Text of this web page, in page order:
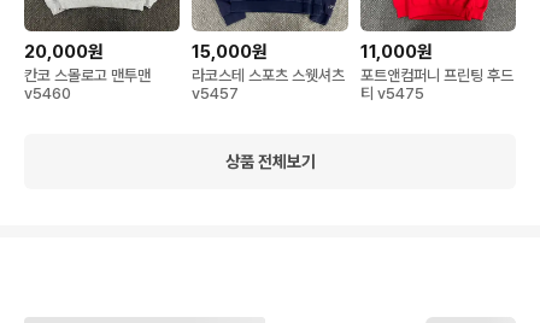
20,000원
칸코 스몰로고 맨투맨
v5460
15,000원
라코스테 스포츠 스웻셔츠
v5457
11,000원
포트앤컴퍼니 프린팅 후드
티 v5475
상품 전체보기